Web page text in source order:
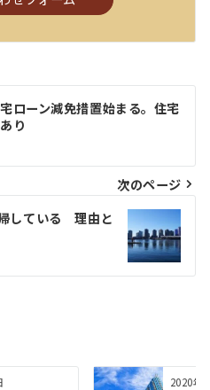
ローン減免措置始まる。住宅
り
次のページ
している 理由と
2020年